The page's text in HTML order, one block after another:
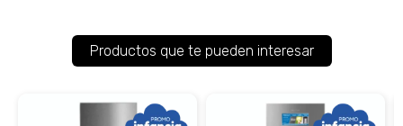
Productos que te pueden interesar